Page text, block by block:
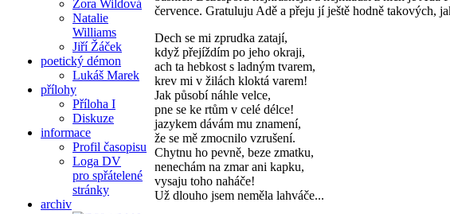
Zora Wildová
Natalie
Williams
Jiří Žáček
poetický démon
Lukáš Marek
přílohy
Příloha I
Diskuze
informace
Profil časopisu
Loga DV
pro spřátelené
stránky
archiv
července. Gratuluju Adě a přeju jí ještě hodně takových,
Dech se mi zprudka zatají,
když přejíždím po jeho okraji,
ach ta hebkost s ladným tvarem,
krev mi v žilách kloktá varem!
Jak působí náhle velce,
pne se ke rtům v celé délce!
jazykem dávám mu znamení,
že se mě zmocnilo vzrušení.
Chytnu ho pevně, beze zmatku,
nenechám na zmar ani kapku,
vysaju toho naháče!
Už dlouho jsem neměla lahváče...